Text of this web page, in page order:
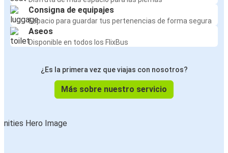
Consigna de equipajes
Espacio para guardar tus pertenencias de forma segura
Aseos
Disponible en todos los FlixBus
¿Es la primera vez que viajas con nosotros?
Más sobre nuestro servicio